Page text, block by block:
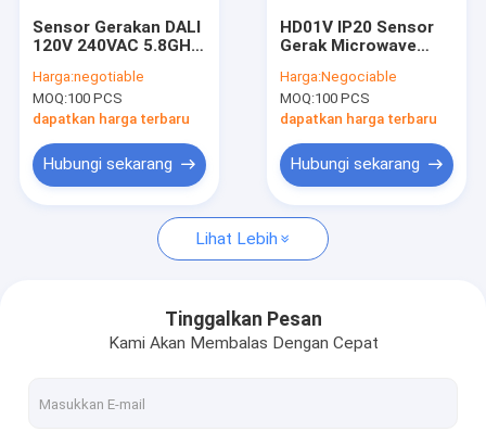
Hubungi kami
Permintaan Penawaran
Sensor gerak gelombang mikro
Sensor Gerak PIR
sensor gerak yang dapat diredupkan
Sensor Gerakan DALI
120V 240VAC 5.8GHz
Microwave
Harga:negotiable
MOQ:100 PCS
dapatkan harga terbaru
Hubungi sekarang
HD01V IP20 Sensor
Gerak Microwave
Perlengkapan Plafon
Harga:Negociable
MOQ:100 PCS
dapatkan harga terbaru
Hubungi sekarang
Lihat Lebih
Tinggalkan Pesan
Kami Akan Membalas Dengan Cepat